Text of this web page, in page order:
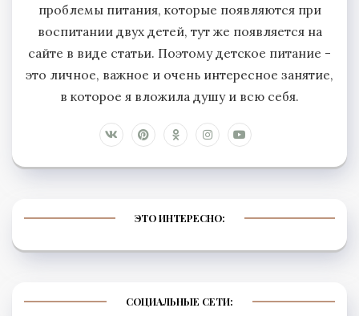
проблемы питания, которые появляются при
воспитании двух детей, тут же появляется на
сайте в виде статьи. Поэтому детское питание -
это личное, важное и очень интересное занятие,
в которое я вложила душу и всю себя.
ЭТО ИНТЕРЕСНО:
СОЦИАЛЬНЫЕ СЕТИ: